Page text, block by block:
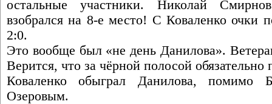
остальные участники. Николай
взобрался на 8-е место! С Коваленко очки
2:0.
Это вообще был «не день Данилова».
Верится, что за чёрной полосой обязательно
Коваленко обыграл Данилова, помимо
Озеровым.